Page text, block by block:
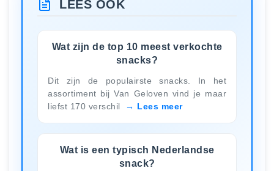
LEES OOK
Wat zijn de top 10 meest verkochte
snacks?
Dit zijn de populairste snacks. In het
assortiment bij Van Geloven vind je maar
liefst 170 verschil
Lees meer
Wat is een typisch Nederlandse
snack?